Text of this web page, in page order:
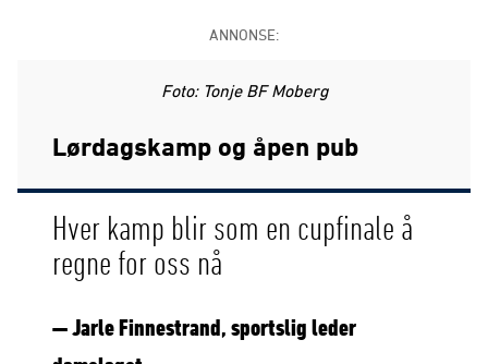
ANNONSE:
Foto: Tonje BF Moberg
Lørdagskamp og åpen pub
Hver kamp blir som en cupfinale å
regne for oss nå
— Jarle Finnestrand, sportslig leder